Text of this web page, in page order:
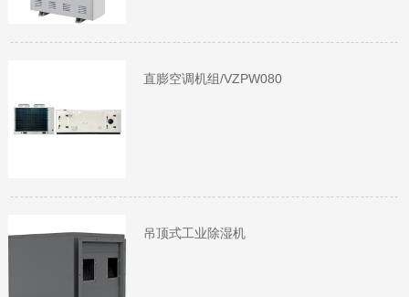
直膨空调机组/VZPW080
吊顶式工业除湿机